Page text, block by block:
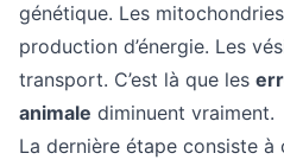
génétique. Les
production d’énergie. Les
transport. C’est là que les
animale diminuent vraiment.
La dernière étape consiste